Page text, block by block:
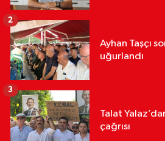
Ayhan Taşçı
uğurlandı
2
Talat
çağrısı
3